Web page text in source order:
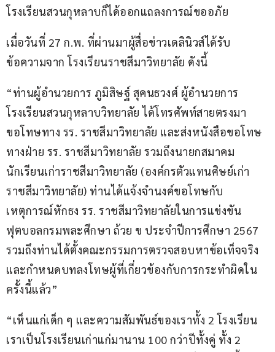
โรงเรียนสวนกุหลาบก็ได้ออกแถลงการณ์ขออภัย
เมื่อวันที่ 27 ก.พ. ที่ผ่านมาผู้สื่อข่าวเดลินิวส์ได้รับ
ข้อความจาก โรงเรียนราชสีมาวิทยาลัย ดังนี้
“ท่านผู้อำนวยการ ภูมิสิษฐ์ สุคนธวงศ์ ผู้อำนวยการ
โรงเรียนสวนกุหลาบวิทยาลัย ได้โทรศัพท์สายตรงมา
ขอโทษทาง รร. ราชสีมาวิทยาลัย และส่งหนังสือขอโทษ
ทางฝ่าย รร. ราชสีมาวิทยาลัย รวมถึงนายกสมาคม
นักเรียนเก่าราชสีมาวิทยาลัย (องค์กรตัวแทนศิษย์เก่า
ราชสีมาวิทยาลัย) ท่านได้แจ้งจำนงค์ขอโทษกับ
เหตุการณ์หักธง รร. ราชสีมาวิทยาลัยในการแข่งขัน
ฟุตบอลกรมพละศึกษา ถ้วย ข ประจำปีการศึกษา 2567
รวมถึงท่านได้ตั้งคณะกรรมการตรวจสอบหาข้อเท็จจริง
และกำหนดบทลงโทษผู้ที่เกี่ยวข้องกับการกระทำผิดใน
ครั้งนี้แล้ว”
“เห็นแก่เด็ก ๆ และความสัมพันธ์ของเราทั้ง 2 โรงเรียน
เราเป็นโรงเรียนเก่าแก่มานาน 100 กว่าปีทั้งคู่ ทั้ง 2